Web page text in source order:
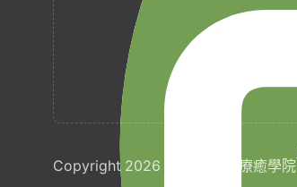
Copyright 2026 © 梵宇全人療癒學院